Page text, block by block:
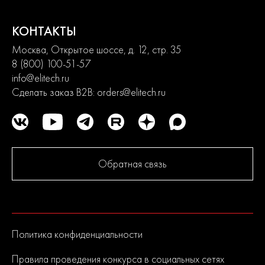
Схема полива ELITECH GARDEN
КОНТАКТЫ
Москва, Открытое шоссе, д. 12, стр. 35
8 (800) 100-51-57
info@elitech.ru
Сделать заказ B2B: orders@elitech.ru
Обратная связь
Политика конфиденциальности
Правила проведения конкурса в социальных сетях